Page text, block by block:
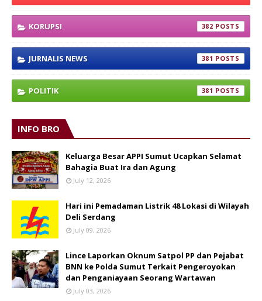
KORUPSI 382
JURNALIS NEWS 381
POLITIK 381
INFO BRO
Keluarga Besar APPI Sumut Ucapkan Selamat
Bahagia Buat Ira dan Agung
July 12, 2026
Hari ini Pemadaman Listrik 48 Lokasi di Wilayah
Deli Serdang
July 09, 2026
Lince Laporkan Oknum Satpol PP dan Pejabat
BNN ke Polda Sumut Terkait Pengeroyokan
dan Penganiayaan Seorang Wartawan
July 03, 2026